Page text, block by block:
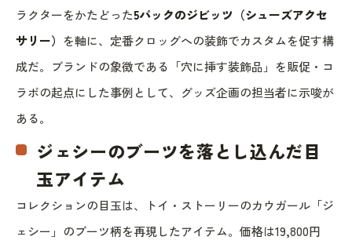
ラクターをかたどった5パックのジビッツ（シューズアクセ
サリー） を軸に、定番クロッグへの装飾でカスタムを促す構
成だ。ブランドの象徴である「穴に挿す装飾品」を販促・コ
ラボの起点にした事例として、グッズ企画の担当者に示唆が
ある。
ジェシーのブーツを落とし込んだ目
玉アイテム
コレクションの目玉は、トイ・ストーリーのカウガール「ジ
ェシー」のブーツ柄を再現したアイテム。価格は19,800円